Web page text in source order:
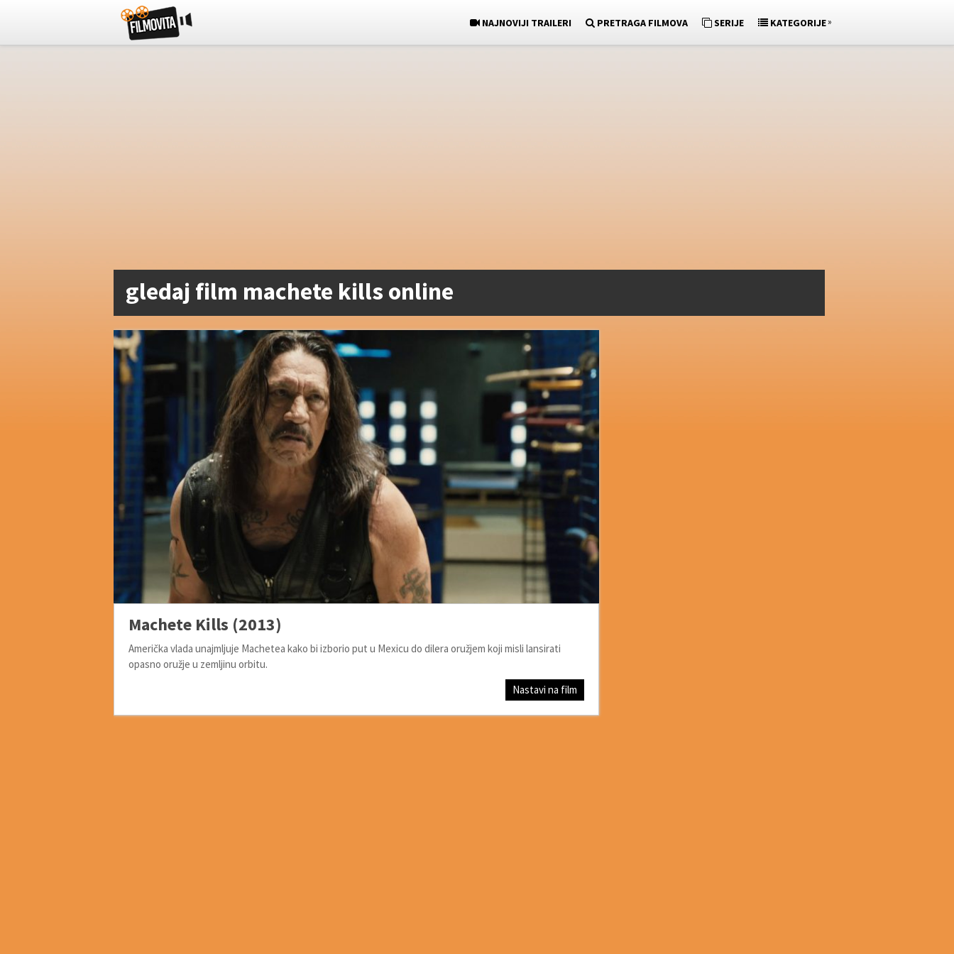
NAJNOVIJI TRAILERI PRETRAGA FILMOVA SERIJE KATEGORIJE»
gledaj film machete kills online
Machete Kills (2013)
Američka vlada unajmljuje Machetea kako bi izborio put u Mexicu do dilera oružjem koji misli lansirati
opasno oružje u zemljinu orbitu.
Nastavi na film